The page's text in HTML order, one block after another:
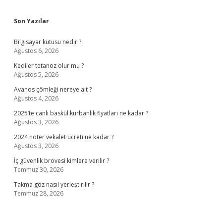
Sidebar
Son Yazılar
Bilgisayar kutusu nedir ?
Ağustos 6, 2026
Kediler tetanoz olur mu ?
Ağustos 5, 2026
Avanos çömleği nereye ait ?
Ağustos 4, 2026
2025’te canlı baskül kurbanlık fiyatları ne kadar ?
Ağustos 3, 2026
2024 noter vekalet ücreti ne kadar ?
Ağustos 3, 2026
İç güvenlik brovesi kimlere verilir ?
Temmuz 30, 2026
Takma göz nasıl yerleştirilir ?
Temmuz 28, 2026